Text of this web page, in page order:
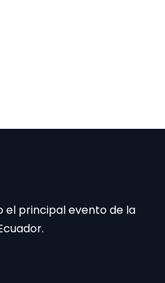
el principal evento de la